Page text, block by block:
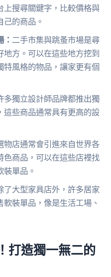
上搜尋關鍵字，比較價格與
的商品。
二手市集與跳蚤市場是尋
地方。可以在這些地方挖到
特風格的物品，讓家更有個
多獨立設計師品牌都推出獨
這些商品通常具有更高的設
物店通常會引進來自世界各
色商品，可以在這些店裡找
裝單品。
了大型家具店外，許多居家
裝單品，像是生活工場、
打造獨一無二的